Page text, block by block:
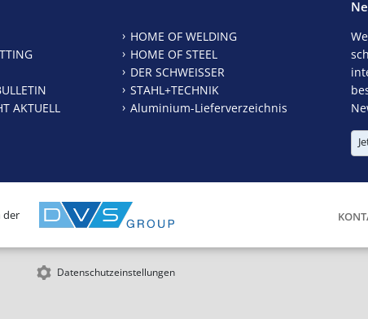
AKTUELL
HOME OF WELDING
HOME OF STEEL
DER SCHWEISSER
STAHL+TECHNIK
Aluminium-Lieferverzeichnis
der
Datenschutzeinstellungen